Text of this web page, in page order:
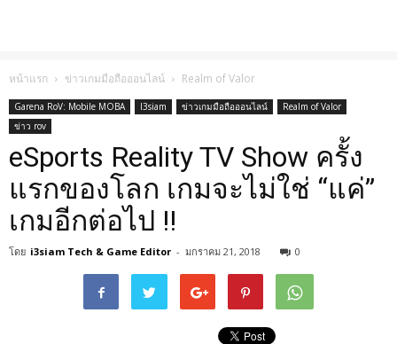
หน้าแรก ข่าวเกมมือถือออนไลน์ Realm of Valor
Garena RoV: Mobile MOBA I3siam ข่าวเกมมือถือออนไลน์
Realm of Valor
ข่าว rov
eSports Reality TV Show ครั้ง
แรกของโลก เกมจะไม่ใช่ “แค่”
เกมอีกต่อไป !!
โดย i3siam Tech & Game Editor - มกราคม 21, 2018 0